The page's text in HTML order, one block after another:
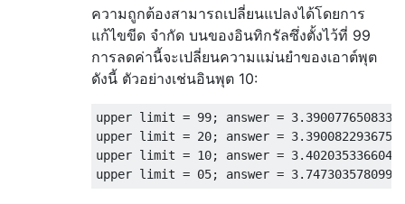
ความถูกต้องสามารถเปลี่ยนแปลงได้โดยการ
แก้ไขขีด จำกัด บนของอินทิกรัลซึ่งตั้งไว้ที่ 99
การลดค่านี้จะเปลี่ยนความแม่นยำของเอาต์พุต
ดังนี้ ตัวอย่างเช่นอินพุต 10:
upper limit = 99; answer =
upper limit = 20; answer =
upper limit = 10; answer =